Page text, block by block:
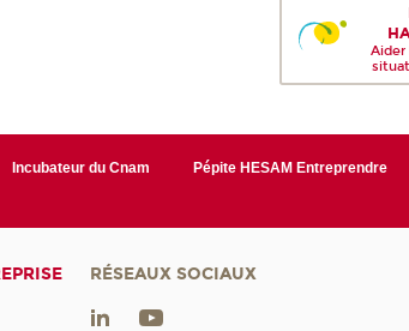
Aider
Incubateur du Cnam Pépite HESAM Entreprendre
RÉSEAUX SOCIAUX